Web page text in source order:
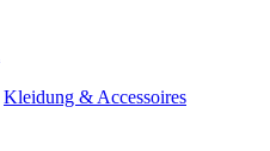
Kleidung & Accessoires